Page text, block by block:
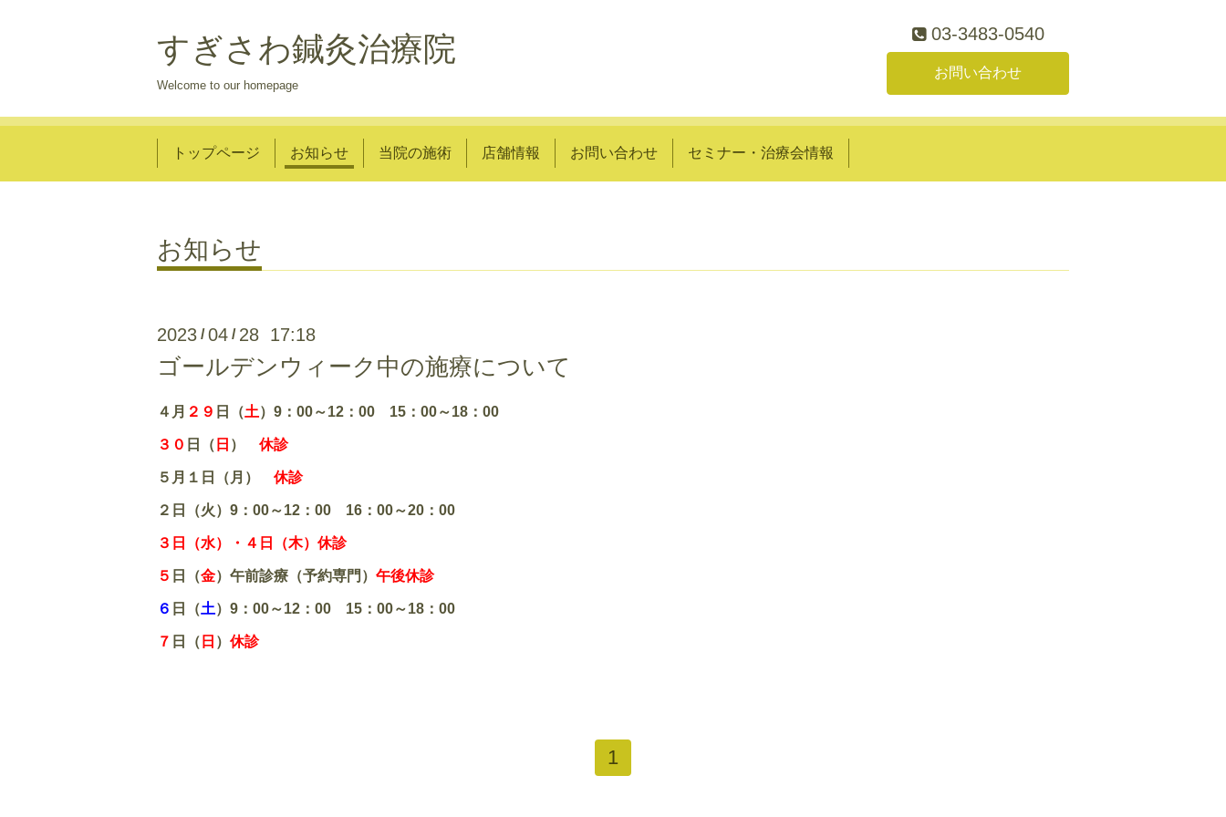
すぎさわ鍼灸治療院
Welcome to our homepage
03-3483-0540
お問い合わせ
トップページ お知らせ 当院の施術 店舗情報 お問い合わせ セミナー・治療会情報
お知らせ
2023 /04 / 28 17:18
ゴールデンウィーク中の施療について
４月 ２９ 日（土）9：00～12：00 15：00～18：00
３０ 日（ 日 ） 休診
５月１日（月） 休診
２日（火）9：00～12：00 16：00～20：00
３日（水）・４日（木）休診
５ 日（金）午前診療（予約専門） 午後休診
６ 日（土）9：00～12：00 15：00～18：00
７ 日（ 日 ） 休診
1